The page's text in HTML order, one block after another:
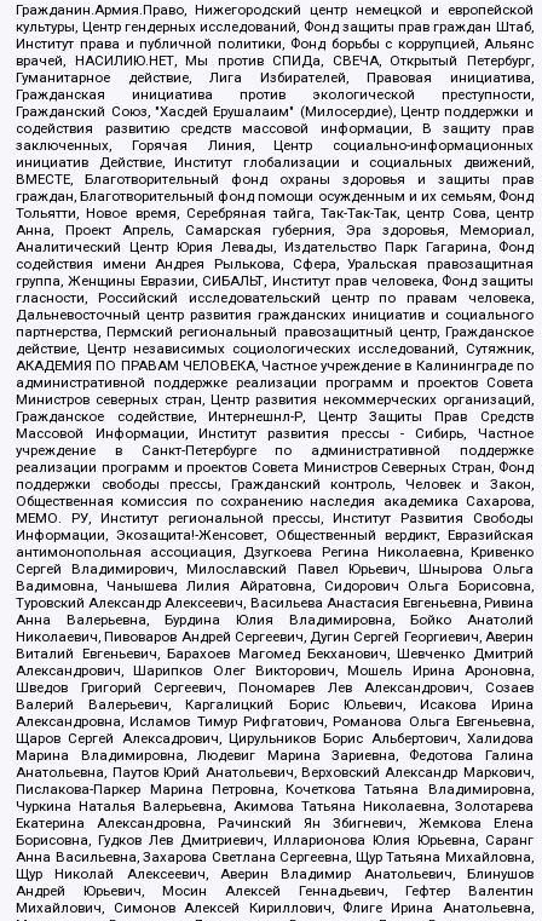
Гражданин.Армия.Право, Нижегородский центр немецкой и европейской
культуры, Центр гендерных исследований, Фонд защиты прав граждан Штаб,
Институт права и публичной политики, Фонд борьбы с коррупцией, Альянс
врачей, НАСИЛИЮ.НЕТ, Мы против СПИДа, СВЕЧА, Открытый Петербург,
Гуманитарное действие, Лига Избирателей, Правовая инициатива,
Гражданская инициатива против экологической преступности,
Гражданский Союз, "Хасдей Ерушалаим" (Милосердие), Центр поддержки и
содействия развитию средств массовой информации, В защиту прав
заключенных, Горячая Линия, Центр социально-информационных
инициатив Действие, Институт глобализации и социальных движений,
ВМЕСТЕ, Благотворительный фонд охраны здоровья и защиты прав
граждан, Благотворительный фонд помощи осужденным и их семьям, Фонд
Тольятти, Новое время, Серебряная тайга, Так-Так-Так, центр Сова, центр
Анна, Проект Апрель, Самарская губерния, Эра здоровья, Мемориал,
Аналитический Центр Юрия Левады, Издательство Парк Гагарина, Фонд
содействия имени Андрея Рылькова, Сфера, Уральская правозащитная
группа, Женщины Евразии, СИБАЛЬТ, Институт прав человека, Фонд защиты
гласности, Российский исследовательский центр по правам человека,
Дальневосточный центр развития гражданских инициатив и социального
партнерства, Пермский региональный правозащитный центр, Гражданское
действие, Центр независимых социологических исследований, Сутяжник,
АКАДЕМИЯ ПО ПРАВАМ ЧЕЛОВЕКА, Частное учреждение в Калининграде по
административной поддержке реализации программ и проектов Совета
Министров северных стран, Центр развития некоммерческих организаций,
Гражданское содействие, Интернешнл-Р, Центр Защиты Прав Средств
Массовой Информации, Институт развития прессы - Сибирь, Частное
учреждение в Санкт-Петербурге по административной поддержке
реализации программ и проектов Совета Министров Северных Стран, Фонд
поддержки свободы прессы, Гражданский контроль, Человек и Закон,
Общественная комиссия по сохранению наследия академика Сахарова,
МЕМО. РУ, Институт региональной прессы, Институт Развития Свободы
Информации, Экозащита!-Женсовет, Общественный вердикт, Евразийская
антимонопольная ассоциация, Дзугкоева Регина Николаевна, Кривенко
Сергей Владимирович, Милославский Павел Юрьевич, Шнырова Ольга
Вадимовна, Чанышева Лилия Айратовна, Сидорович Ольга Борисовна,
Туровский Александр Алексеевич, Васильева Анастасия Евгеньевна, Ривина
Анна Валерьевна, Бурдина Юлия Владимировна, Бойко Анатолий
Николаевич, Пивоваров Андрей Сергеевич, Дугин Сергей Георгиевич, Аверин
Виталий Евгеньевич, Барахоев Магомед Бекханович, Шевченко Дмитрий
Александрович, Шарипков Олег Викторович, Мошель Ирина Ароновна,
Шведов Григорий Сергеевич, Пономарев Лев Александрович, Созаев
Валерий Валерьевич, Каргалицкий Борис Юльевич, Исакова Ирина
Александровна, Исламов Тимур Рифгатович, Романова Ольга Евгеньевна,
Щаров Сергей Алексадрович, Цирульников Борис Альбертович, Халидова
Марина Владимировна, Людевиг Марина Зариевна, Федотова Галина
Анатольевна, Паутов Юрий Анатольевич, Верховский Александр Маркович,
Пислакова-Паркер Марина Петровна, Кочеткова Татьяна Владимировна,
Чуркина Наталья Валерьевна, Акимова Татьяна Николаевна, Золотарева
Екатерина Александровна, Рачинский Ян Збигневич, Жемкова Елена
Борисовна, Гудков Лев Дмитриевич, Илларионова Юлия Юрьевна, Саранг
Анна Васильевна, Захарова Светлана Сергеевна, Щур Татьяна Михайловна,
Щур Николай Алексеевич, Аверин Владимир Анатольевич, Блинушов
Андрей Юрьевич, Мосин Алексей Геннадьевич, Гефтер Валентин
Михайлович, Симонов Алексей Кириллович, Флиге Ирина Анатольевна,